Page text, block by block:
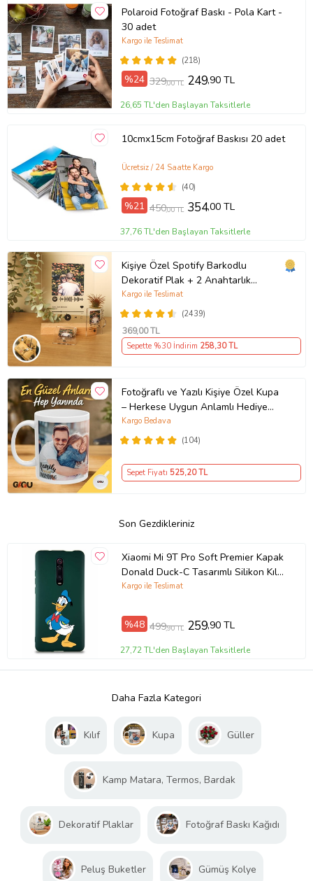
Polaroid Fotoğraf Baskı - Pola Kart -
30 adet
(218)
Kargo ile Teslimat
%24 329,00 TL 249,90 TL
26,65 TL'den Başlayan Taksitlerle
10cmx15cm Fotoğraf Baskısı 20 adet
(40)
Ücretsiz / 24 Saatte Kargo
%21 450,00 TL 354,00 TL
37,76 TL'den Başlayan Taksitlerle
Kişiye Özel Spotify Barkodlu
Dekoratif Plak + 2 Anahtarlık
Babaya Anneye Sevgiliye Arkadaşa
Hediye
(2439)
Kargo ile Teslimat
369,00 TL
Sepette %30 İndirim 258,30 TL
Fotoğraflı ve Yazılı Kişiye Özel Kupa
– Herkese Uygun Anlamlı Hediye
Porselen Baskılı Kupa (Beyaz)
(104)
Kargo Bedava
Sepet Fiyatı 525,20 TL
Son Gezdikleriniz
Xiaomi Mi 9T Pro Soft Premier Kapak
Donald Duck-C Tasarımlı Silikon Kılıf
- Yeşil (Şeffaf)
Kargo ile Teslimat
%48 499,90 TL 259,90 TL
27,72 TL'den Başlayan Taksitlerle
Daha Fazla Kategori
Kılıf Kupa Güller
Kamp Matara, Termos, Bardak
Dekoratif Plaklar Fotoğraf Baskı Kağıdı
Peluş Buketler Gümüş Kolye